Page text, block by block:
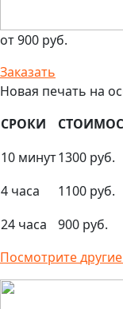
от 900 руб.
Заказать
Новая печать на
СРОКИ
10 минут1300 руб.
4 часа
1100 руб.
24 часа
900 руб.
Посмотрите